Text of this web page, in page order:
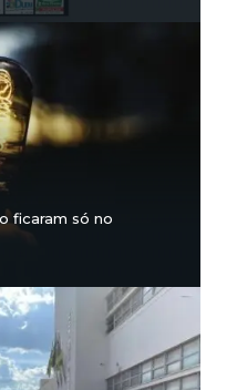
ficaram só no